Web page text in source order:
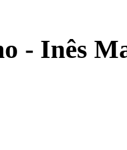
- Inês